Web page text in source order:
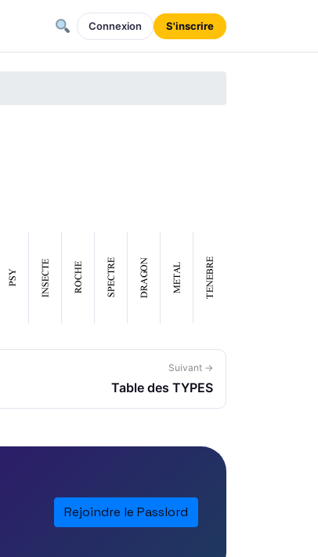
Connexion S'inscrire
Suivant →
Table des TYPES
Rejoindre le Passlord